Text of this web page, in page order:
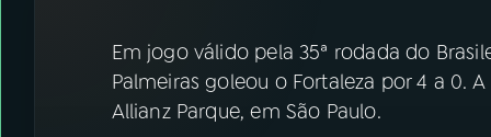
YouTube Facebook
Instagram X
Em jogo válido pela 35ª rodada do
Palmeiras goleou o Fortaleza por 4 a 0.
Allianz Parque, em São Paulo.